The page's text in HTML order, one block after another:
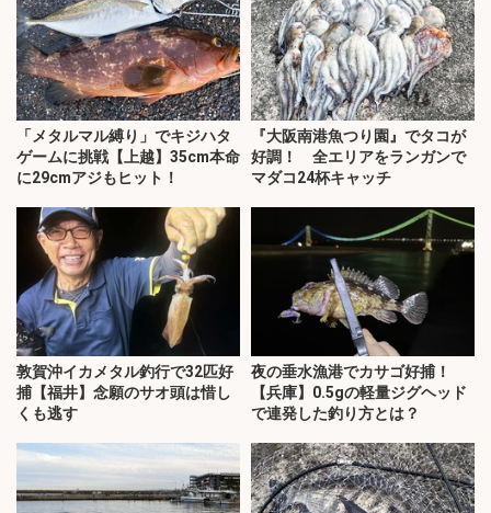
「メタルマル縛り」でキジハタ
ゲームに挑戦【上越】35cm本命
に29cmアジもヒット！
『大阪南港魚つり園』でタコが
好調！ 全エリアをランガンで
マダコ24杯キャッチ
敦賀沖イカメタル釣行で32匹好
捕【福井】念願のサオ頭は惜し
くも逃す
夜の垂水漁港でカサゴ好捕！
【兵庫】0.5gの軽量ジグヘッド
で連発した釣り方とは？